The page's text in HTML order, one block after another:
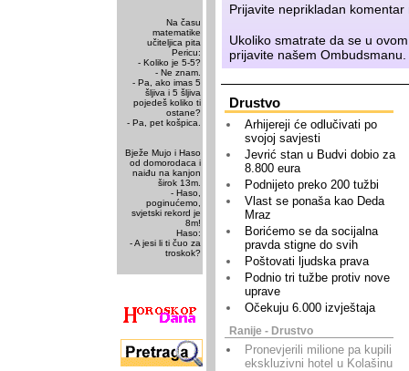
Na času
matematike
učiteljica pita
Pericu:
- Koliko je 5-5?
- Ne znam.
- Pa, ako imas 5
šljiva i 5 šljiva
pojedeš koliko ti
ostane?
- Pa, pet košpica.
Bježe Mujo i Haso
od domorodaca i
naiđu na kanjon
širok 13m.
- Haso,
poginućemo,
svjetski rekord je
8m!
Haso:
- A jesi li ti čuo za
troskok?
Prijavite neprikladan
Ukoliko smatrate da se u
prijavite našemOmbudsmanu
Drustvo
Arhijereji će odlučivati po
svojoj savjesti
Jevrić stan u Budvi dobio za
8.800 eura
Podnijeto preko 200 tužbi
Vlast se ponaša kao Deda
Mraz
Borićemo se da socijalna
pravda stigne do svih
Poštovati ljudska prava
Podnio tri tužbe protiv nove
uprave
Očekuju 6.000 izvještaja
Ranije - Drustvo
Pronevjerili milione pa kupili
ekskluzivni hotel u Kolašinu